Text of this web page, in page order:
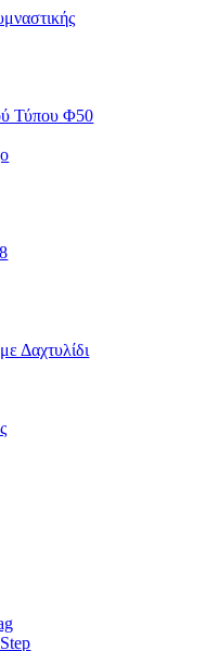
Τύπου Φ50
Δαχτυλίδι